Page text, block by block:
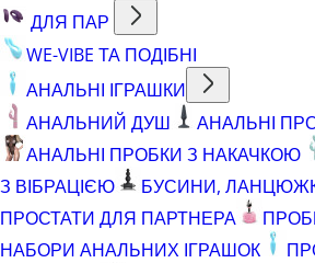
ДЛЯ ПАР
WE-VIBE ТА ПОДІБНІ
АНАЛЬНІ ІГРАШКИ
АНАЛЬНИЙ ДУШ
АНАЛЬНІ
АНАЛЬНІ ПРОБКИ З НАКАЧКОЮ
З ВІБРАЦІЄЮ
БУСИНИ,
ПРОСТАТИ ДЛЯ ПАРТНЕРА
НАБОРИ АНАЛЬНИХ ІГРАШОК